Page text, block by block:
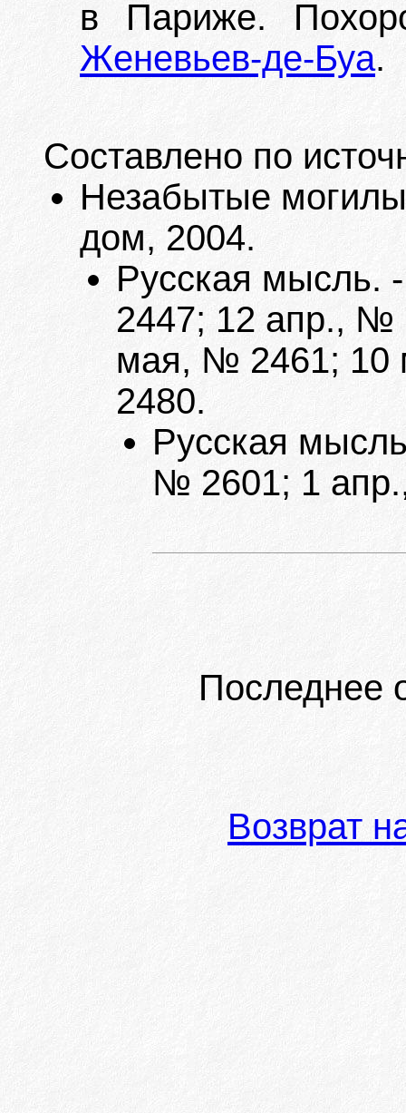
в Париже.
Женевьев-де-Буа.
Составлено по
Незабытые
дом, 2004.
Русская мысль.
2447; 12 апр., №
мая, № 2461;
2480.
Русская
№ 2601; 1
Последнее
Возврат